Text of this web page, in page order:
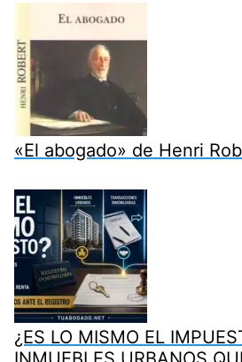
«El abogado» de Henri
¿ES LO MISMO EL